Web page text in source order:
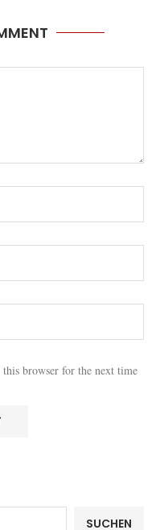
browser for the next time
SUCHEN